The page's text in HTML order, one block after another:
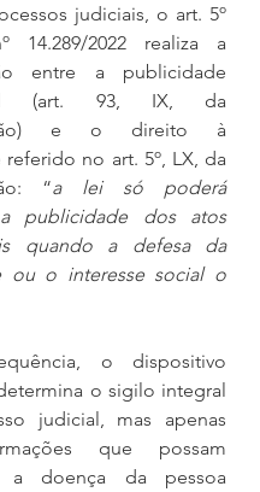
judiciais, o art. 5º
14.289/2022 realiza a
entre a publicidade
(art. 93, IX, da
e o direito à
no art. 5º, LX, da
“a lei só poderá
publicidade dos atos
quando a defesa da
ou o interesse social o
o dispositivo
o sigilo integral
judicial, mas apenas
que possam
a doença da pessoa